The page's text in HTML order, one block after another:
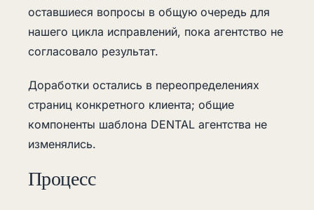
оставшиеся вопросы в общую очередь для
нашего цикла исправлений, пока агентство не
согласовало результат.
Доработки остались в переопределениях
страниц конкретного клиента; общие
компоненты шаблона DENTAL агентства не
изменялись.
Процесс